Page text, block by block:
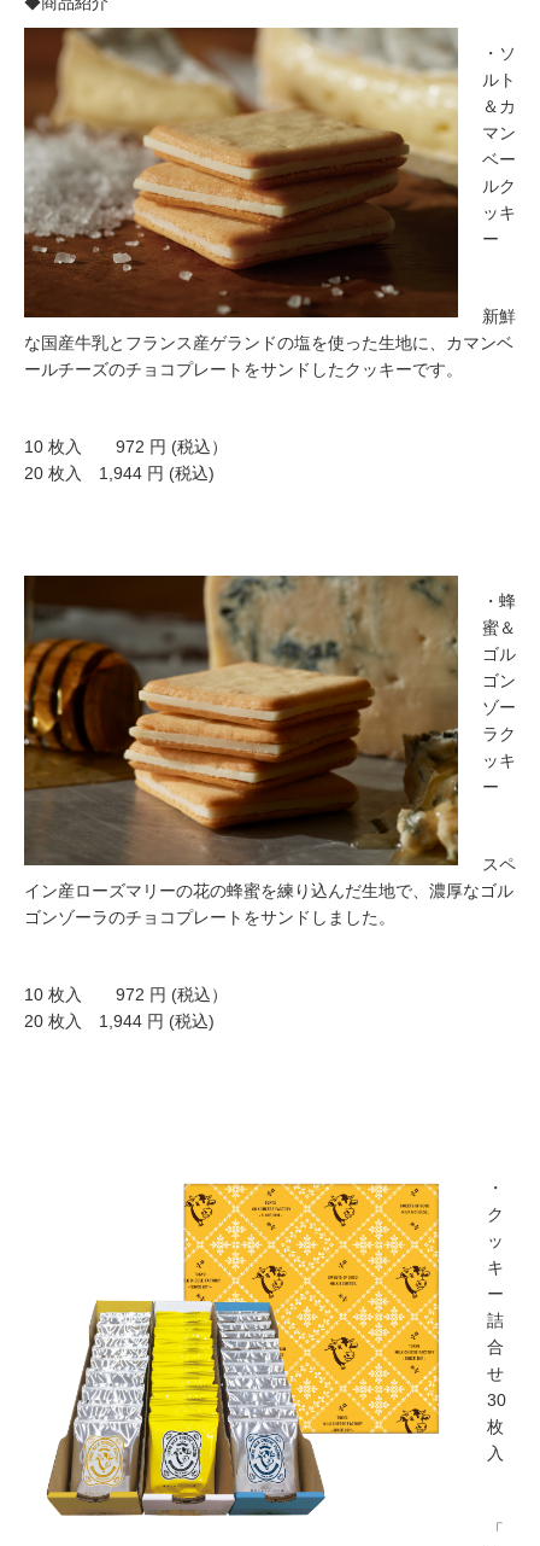
・ソ
ルト
＆カ
マン
ベー
ルク
ッキ
ー
新鮮
な国産牛乳とフランス産ゲランドの塩を使った生地に、カマンベ
ールチーズのチョコプレートをサンドしたクッキーです。
10 枚入 972 円 (税込）
20 枚入 1,944 円 (税込)
・蜂
蜜＆
ゴル
ゴン
ゾー
ラク
ッキ
ー
スペ
イン産ローズマリーの花の蜂蜜を練り込んだ生地で、濃厚なゴル
ゴンゾーラのチョコプレートをサンドしました。
10 枚入 972 円 (税込）
20 枚入 1,944 円 (税込)
・
ク
ッ
キ
ー
詰
合
せ
30
枚
入
「